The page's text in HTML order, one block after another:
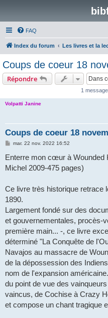
FAQ
Index du forum Les livres et la
Coups de coeur 18
Répondre
1
Volpatti Janine
Coups de coeur 18
M
s
a
mar. 22 nov. 2022 16:52
Enterre mon cœur à Wounded
Michel 2009-475 pages)
Ce livre très historique retrace
1890.
Largement fondé sur des
et gouvernementales, procès-
première main... -, ce livre
déterminé "La Conquête de
Navajos au massacre de
de la dépossession des
nom de l'expansion
du point de vue des
vaincus, de Cochise à Crazy
et compose un chant tragique